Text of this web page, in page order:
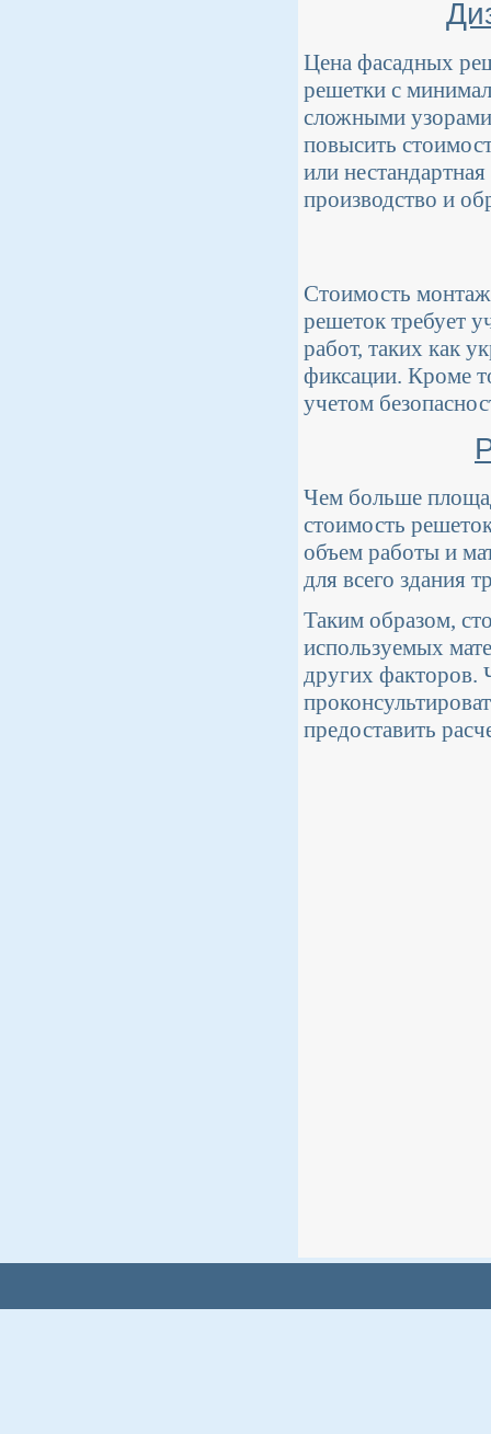
Цена фасадных
решетки с
сложными
повысить
или
производство и
Стоимость
решеток требует
работ, таких как
фиксации. Кроме
учетом
Чем больше
стоимость
объем работы и
для всего здания
Таким образом,
используемых
других факторов.
предоставить